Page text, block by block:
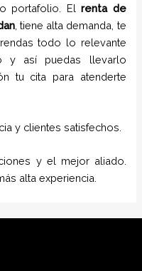
portafolio. Elrenta de
, tiene alta demanda, te
todo lo relevante
y así puedas llevarlo
tu cita para atenderte
y clientes satisfechos.
y el mejor aliado.
alta experiencia.